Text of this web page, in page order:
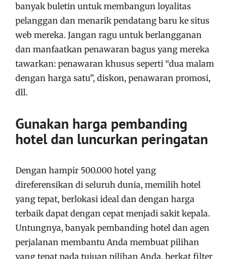
banyak buletin untuk membangun loyalitas
pelanggan dan menarik pendatang baru ke situs
web mereka. Jangan ragu untuk berlangganan
dan manfaatkan penawaran bagus yang mereka
tawarkan: penawaran khusus seperti “dua malam
dengan harga satu”, diskon, penawaran promosi,
dll.
Gunakan harga pembanding
hotel dan luncurkan peringatan
Dengan hampir 500.000 hotel yang
direferensikan di seluruh dunia, memilih hotel
yang tepat, berlokasi ideal dan dengan harga
terbaik dapat dengan cepat menjadi sakit kepala.
Untungnya, banyak pembanding hotel dan agen
perjalanan membantu Anda membuat pilihan
yang tepat pada tujuan pilihan Anda, berkat filter